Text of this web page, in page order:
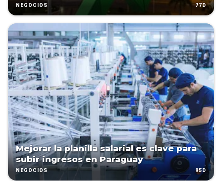
NEGOCIOS 77D
Mejorar la planilla salarial es clave para
subir ingresos en Paraguay
NEGOCIOS 95D